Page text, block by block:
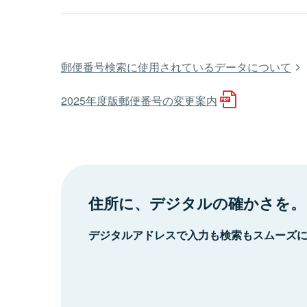
郵便番号検索に使用されているデータについて
2025年度版郵便番号の変更案内
住所に、デジタルの確かさを。
デジタルアドレスで入力も検索もスムーズ